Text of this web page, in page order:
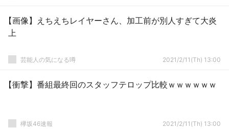
【画像】えちえちレイヤーさん、加工前が別人すぎて大炎
上
芸能人の気になる噂 2021/2/11(Th) 13:00
【衝撃】番組最終回のスタッフテロップ比較ｗｗｗｗｗｗ
欅坂46速報 2021/2/11(Th) 13:00